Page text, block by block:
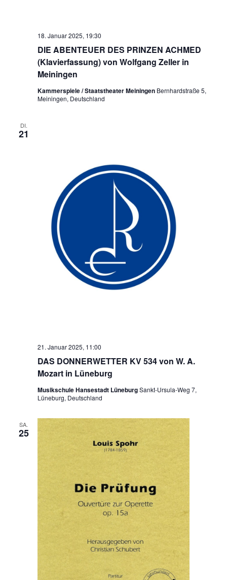
DIE ABENTEUER DES PRINZEN ACHMED
(Klavierfassung) von Wolfgang Zeller in
Meiningen
18. Januar 2025, 19:30
Kammerspiele / Staatstheater Meiningen Bernhardstraße 5,
Meiningen, Deutschland
DI.
21
DAS DONNERWETTER KV 534 von W. A.
Mozart in Lüneburg
21. Januar 2025, 11:00
Musikschule Hansestadt LüneburgSankt-Ursula-Weg 7,
Lüneburg, Deutschland
SA.
25